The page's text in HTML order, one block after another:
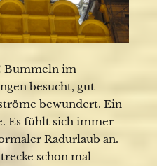
Bummeln im
besucht, gut
bewundert. Ein
Es fühlt sich immer
Radurlaub an.
schon mal